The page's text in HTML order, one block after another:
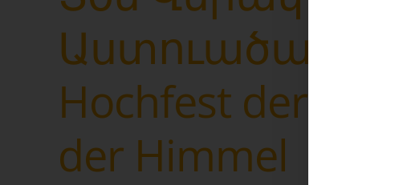
Աստուածածնի
Hochfest der
der Himmel